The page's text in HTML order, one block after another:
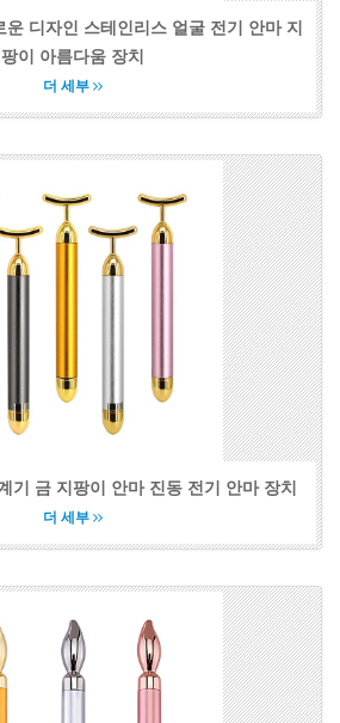
운 디자인 스테인리스 얼굴 전기 안마 지
팡이 아름다움 장치
더 세부
기 금 지팡이 안마 진동 전기 안마 장치
더 세부